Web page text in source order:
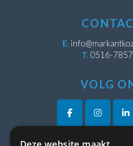
E.
T. 0516-
VOLG